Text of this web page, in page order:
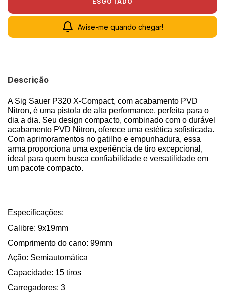
Avise-me quando chegar!
Descrição
A Sig Sauer P320 X-Compact, com acabamento PVD
Nitron, é uma pistola de alta performance, perfeita para o
dia a dia. Seu design compacto, combinado com o durável
acabamento PVD Nitron, oferece uma estética sofisticada.
Com aprimoramentos no gatilho e empunhadura, essa
arma proporciona uma experiência de tiro excepcional,
ideal para quem busca confiabilidade e versatilidade em
um pacote compacto.
Especificações:
Calibre: 9x19mm
Comprimento do cano: 99mm
Ação: Semiautomática
Capacidade: 15 tiros
Carregadores: 3